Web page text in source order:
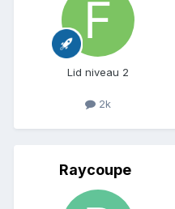
Lid niveau 2
2k
Raycoupe